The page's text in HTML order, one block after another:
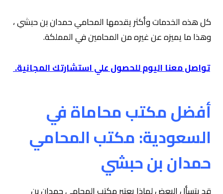
كل هذه الخدمات وأكثر يقدمها المحامي حمدان بن حبشي ،
وهذا ما يميزه عن غيره من المحامين في المملكة.
تواصل معنا اليوم للحصول علي استشارتك المجانية.
أفضل مكتب محاماة في
السعودية: مكتب المحامي
حمدان بن حبشي